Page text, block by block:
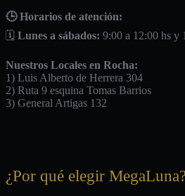
🕒 Horarios de atención:
🗓️ Lunes a sábados: 9:00 a 12:00 hs y
Nuestros Locales en Rocha:
1) Luis Alberto de Herrera 304
2) Ruta 9 esquina Tomas Barrios
3) General Artigas 132
¿Por qué elegir